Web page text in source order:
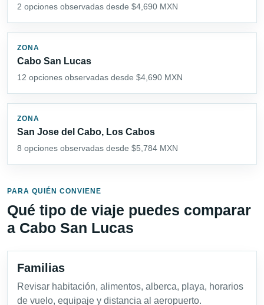
2 opciones observadas desde $4,690 MXN
ZONA
Cabo San Lucas
12 opciones observadas desde $4,690 MXN
ZONA
San Jose del Cabo, Los Cabos
8 opciones observadas desde $5,784 MXN
PARA QUIÉN CONVIENE
Qué tipo de viaje puedes comparar
a Cabo San Lucas
Familias
Revisar habitación, alimentos, alberca, playa, horarios
de vuelo, equipaje y distancia al aeropuerto.